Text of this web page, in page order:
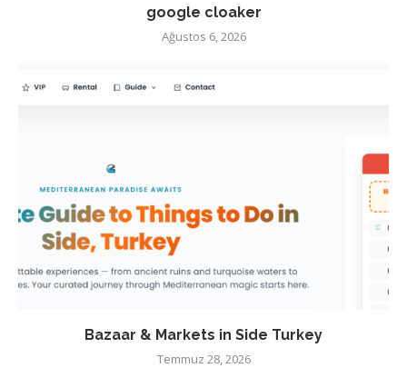
google cloaker
Ağustos 6, 2026
Bazaar & Markets in Side Turkey
Temmuz 28, 2026